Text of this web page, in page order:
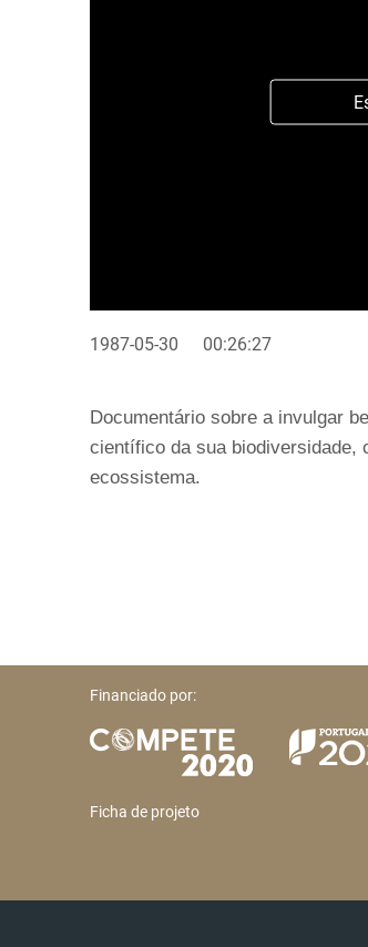
1987-05-30 00:26:27
Documentário sobre a invulgar
científico da sua biodiversidade,
ecossistema.
Financiado por:
Ficha de projeto